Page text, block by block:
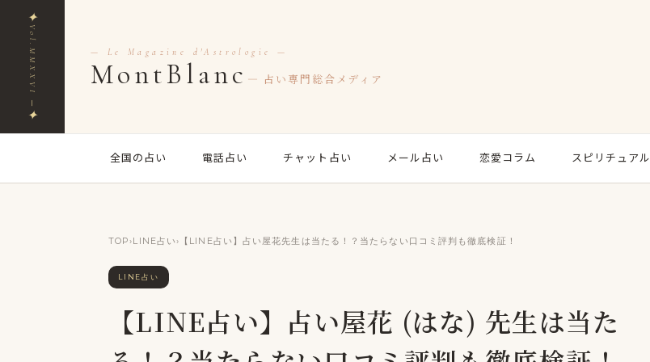
✦
Vol.MMXXVI ─
✦
— Le Magazine d'Astrologie —
MontBlanc — 占い専門総合メディア
全国の占い 電話占い チャット占い メール占い 恋愛コラム スピリチュアル
TOP›LINE占い› 【LINE占い】占い屋花先生は当たる！？当たらない口コミ評判も徹底検証！
LINE占い
【LINE占い】占い屋花 (はな) 先生は当た